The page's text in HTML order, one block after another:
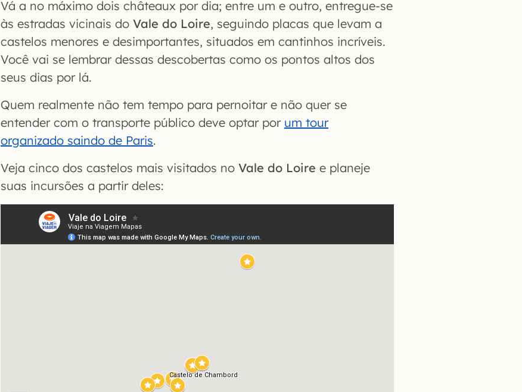
Vá a no máximo dois châteaux por dia; entre um e outro, entregue-se
às estradas vicinais do Vale do Loire, seguindo placas que levam a
castelos menores e desimportantes, situados em cantinhos incríveis.
Você vai se lembrar dessas descobertas como os pontos altos dos
seus dias por lá.
Quem realmente não tem tempo para pernoitar e não quer se
entender com o transporte público deve optar por um tour
organizado saindo de Paris.
Veja cinco dos castelos mais visitados no Vale do Loire e planeje
suas incursões a partir deles: